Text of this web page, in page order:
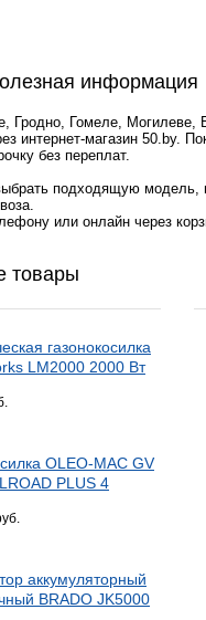
информация
Гродно, Гомеле,
интернет-магазин 50.by.
без переплат.
подходящую модель,
или онлайн через
товары
газонокосилка
LM2000 2000 Вт
OLEO-MAC GV
PLUS 4
аккумуляторный
BRADO JK5000